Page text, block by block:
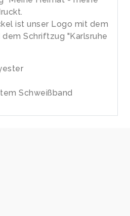
ist unser Logo mit dem
Schriftzug "Karlsruhe
Schweißband